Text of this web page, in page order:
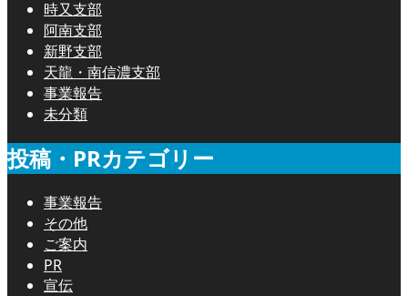
時又支部
阿南支部
新野支部
天龍・南信濃支部
事業報告
未分類
投稿・PRカテゴリー
事業報告
その他
ご案内
PR
宣伝